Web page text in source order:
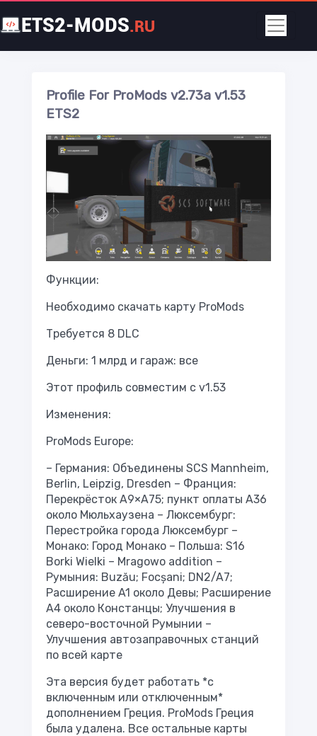
ETS2-MODS.RU
Profile For ProMods v2.73a v1.53
ETS2
Функции:
Необходимо скачать карту ProMods
Требуется 8 DLC
Деньги: 1 млрд и гараж: все
Этот профиль совместим с v1.53
Изменения:
ProMods Europe:
– Германия: Объединены SCS Mannheim,
Berlin, Leipzig, Dresden – Франция:
Перекрёсток A9×A75; пункт оплаты A36
около Мюльхаузена – Люксембург:
Перестройка города Люксембург –
Монако: Город Монако – Польша: S16
Borki Wielki – Mragowo addition –
Румыния: Buzău; Focșani; DN2/A7;
Расширение A1 около Девы; Расширение
A4 около Констанцы; Улучшения в
северо-восточной Румынии –
Улучшения автозаправочных станций
по всей карте
Эта версия будет работать *с
включенным или отключенным*
дополнением Греция. ProMods Греция
была удалена. Все остальные карты